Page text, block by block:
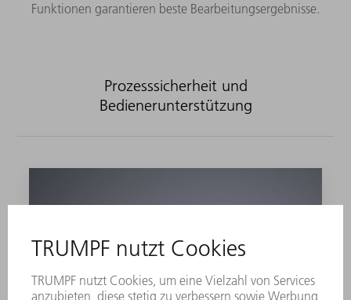
Funktionen garantieren beste Bearbeitungsergebnisse.
Prozesssicherheit und
Bedienerunterstützung